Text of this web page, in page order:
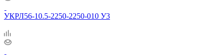
УКРЛ56-10.5-2250-2250-010 У3